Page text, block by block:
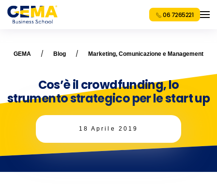
06 7265221
GEMA Blog Marketing, Comunicazione e Management
Cos’è il crowdfunding, lo
strumento strategico per le start up
18 Aprile 2019